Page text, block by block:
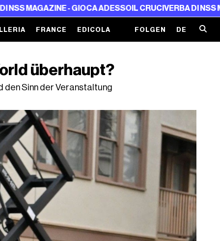
- GIOCA ADESSOIL CRUCIVERBA DI NSS MAGAZINE -
FRANCE EDICOLA FOLGEN DE
überhaupt?
den Sinn der Veranstaltung